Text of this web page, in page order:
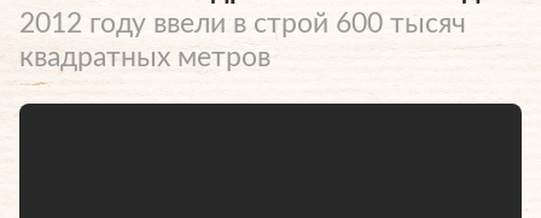
2012 году ввели в строй 600 тысяч
квадратных метров